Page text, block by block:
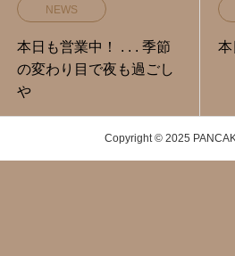
NEWS
本日も営業中！ . . . 季節
の変わり目で夜も過ごし
や
本
Copyright © 2025